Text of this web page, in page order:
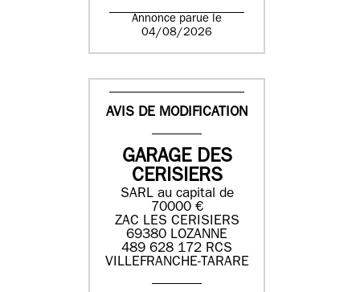
Annonce parue le
04/08/2026
AVIS DE MODIFICATION
GARAGE DES
CERISIERS
SARL au capital de
70000 €
ZAC LES CERISIERS
69380 LOZANNE
489 628 172 RCS
VILLEFRANCHE-TARARE